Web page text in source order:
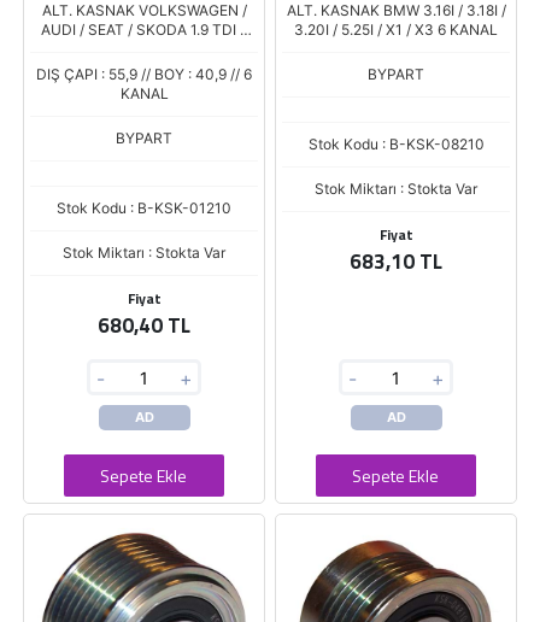
ALT. KASNAK VOLKSWAGEN /
AUDI / SEAT / SKODA 1.9 TDI 6
DIŞ ÇAPI : 55,9 // BOY : 40,9 // 6
KANAL
BYPART
Stok Kodu : B-KSK-01210
Stok Miktarı : Stokta Var
Fiyat
680,40 TL
- +
AD
Sepete Ekle
ALT. KASNAK BMW 3.16I / 3.18I /
3.20I / 5.25I / X1 / X3 6 KANAL
BYPART
Stok Kodu : B-KSK-08210
Stok Miktarı : Stokta Var
Fiyat
683,10 TL
- +
AD
Sepete Ekle